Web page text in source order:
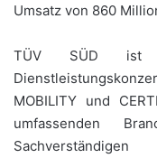
Umsatz von 860
TÜV SÜD ist
MOBILITY und
umfassenden